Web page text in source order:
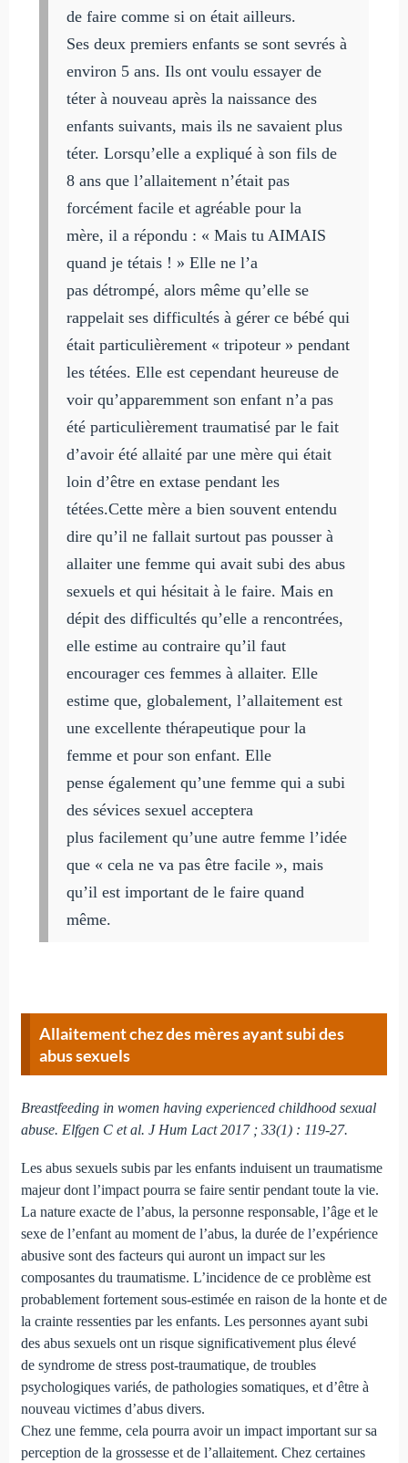
de faire comme si on était ailleurs.
Ses deux premiers enfants se sont sevrés à
environ 5 ans. Ils ont voulu essayer de
téter à nouveau après la naissance des
enfants suivants, mais ils ne savaient plus
téter. Lorsqu’elle a expliqué à son fils de
8 ans que l’allaitement n’était pas
forcément facile et agréable pour la
mère, il a répondu : « Mais tu AIMAIS
quand je tétais ! » Elle ne l’a
pas détrompé, alors même qu’elle se
rappelait ses difficultés à gérer ce bébé qui
était particulièrement « tripoteur » pendant
les tétées. Elle est cependant heureuse de
voir qu’apparemment son enfant n’a pas
été particulièrement traumatisé par le fait
d’avoir été allaité par une mère qui était
loin d’être en extase pendant les
tétées.Cette mère a bien souvent entendu
dire qu’il ne fallait surtout pas pousser à
allaiter une femme qui avait subi des abus
sexuels et qui hésitait à le faire. Mais en
dépit des difficultés qu’elle a rencontrées,
elle estime au contraire qu’il faut
encourager ces femmes à allaiter. Elle
estime que, globalement, l’allaitement est
une excellente thérapeutique pour la
femme et pour son enfant. Elle
pense également qu’une femme qui a subi
des sévices sexuel acceptera
plus facilement qu’une autre femme l’idée
que « cela ne va pas être facile », mais
qu’il est important de le faire quand
même.
Allaitement chez des mères ayant subi des
abus sexuels
Breastfeeding in women having experienced childhood sexual
abuse. Elfgen C et al. J Hum Lact 2017 ; 33(1) : 119-27.
Les abus sexuels subis par les enfants induisent un traumatisme
majeur dont l’impact pourra se faire sentir pendant toute la vie.
La nature exacte de l’abus, la personne responsable, l’âge et le
sexe de l’enfant au moment de l’abus, la durée de l’expérience
abusive sont des facteurs qui auront un impact sur les
composantes du traumatisme. L’incidence de ce problème est
probablement fortement sous-estimée en raison de la honte et de
la crainte ressenties par les enfants. Les personnes ayant subi
des abus sexuels ont un risque significativement plus élevé
de syndrome de stress post-traumatique, de troubles
psychologiques variés, de pathologies somatiques, et d’être à
nouveau victimes d’abus divers.
Chez une femme, cela pourra avoir un impact important sur sa
perception de la grossesse et de l’allaitement. Chez certaines